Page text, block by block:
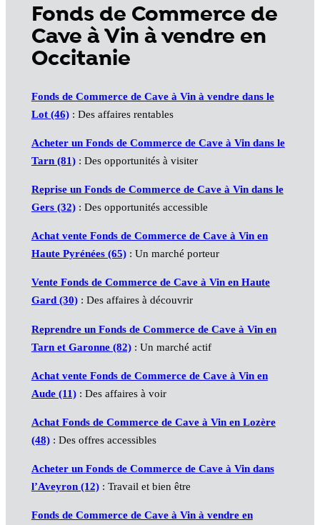
Fonds de Commerce de
Cave à Vin à vendre en
Occitanie
Fonds de Commerce de Cave à Vinà vendre dans le
Lot (46): Des affaires rentables
Acheter un Fonds de Commerce de Cave à Vindans le
Tarn (81): Des opportunités à visiter
Reprise un Fonds de Commerce de Cave à Vindans le
Gers (32): Des opportunités accessible
Achat vente Fonds de Commerce de Cave à Vinen
Haute Pyrénées (65): Un marché porteur
Vente Fonds de Commerce de Cave à Vinen Haute
Gard (30): Des affaires à découvrir
Reprendre un Fonds de Commerce de Cave à Vinen
Tarn et Garonne (82): Un marché actif
Achat vente Fonds de Commerce de Cave à Vinen
Aude (11): Des affaires à voir
Achat Fonds de Commerce de Cave à Vinen Lozère
(48): Des offres accessibles
Acheter un Fonds de Commerce de Cave à Vindans
l’Aveyron (12): Travail et bien être
Fonds de Commerce de Cave à Vinà vendre en